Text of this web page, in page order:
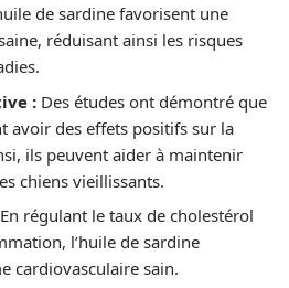
de sardine favorisent une
réduisant ainsi les risques
: Des études ont démontré que
avoir des effets positifs sur la
ils peuvent aider à maintenir
chiens vieillissants.
En régulant le taux de cholestérol
l’huile de sardine
cardiovasculaire sain.